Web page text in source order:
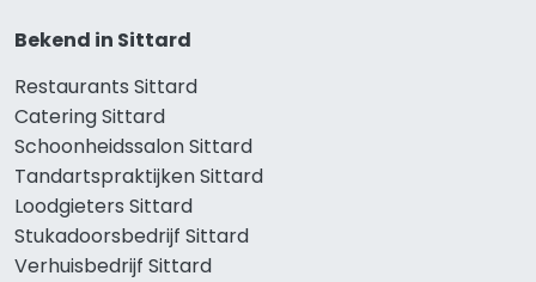
Bekend in Sittard
Restaurants Sittard
Catering Sittard
Schoonheidssalon Sittard
Tandartspraktijken Sittard
Loodgieters Sittard
Stukadoorsbedrijf Sittard
Verhuisbedrijf Sittard